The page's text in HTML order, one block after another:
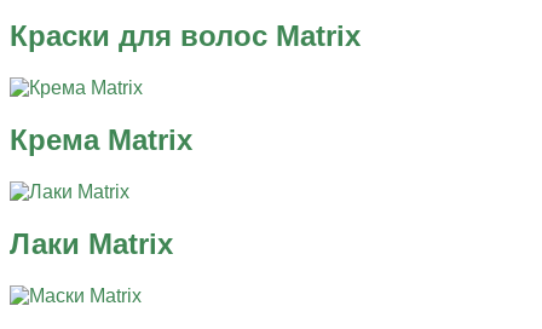
Краски для волос Matrix
Крема Matrix
Лаки Matrix